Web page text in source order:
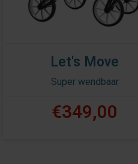
Let's Move
Super wendbaar
€349,00